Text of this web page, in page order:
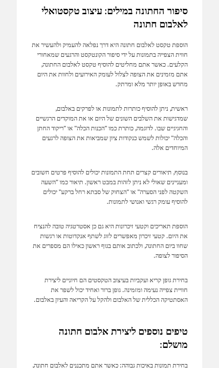
סיפור החתונה במילים: עיצוב טקסטואלי
לאלבום חתונה
הוספת טקסט לאלבום חתונה היא דרך נפלאה להעמיק ולהעשיר את
חווית הצפייה בתמונות על ידי סיפור הקונטקסט והרגעים שמאחורי
הקלעים. כאשר אתם מחליטים להוסיף טקסט לאלבום החתונה,
אתם מזמינים את הצופה לצלול לעומק האירועים ולחוות את היום
מחדש באופן יותר מלא ומרתק.
ראשית, ניתן להוסיף כותרות לתמונות או לפרקים באלבום,
שמדגישות את השלבים השונים של היום או את המוקדים הרגשיים
והחגיגיים שבו. לדוגמה, כותרת כמו "הכנות הכלה" או "ריקוד החתן
והכלה" יכולות לשמש כנקודות ציון שמביאות את הצופה לרגעים
המיוחדים אלה.
בנוסף, תיאורים קצרים תחת התמונות יכולים להוסיף פרטים חשובים
ומעניינים שאולי לא ניתן לזהות במבט ראשון. תיאור כמו "השעה
השקטה לפני הסערה" או "הצחוק של סבתא רחל ברקע" יכולים
להוסיף עומק רגשי ואנושי לתמונות.
הוספת תאריכים וקטעי זיכרונות היא גם כן אסטרטגיה טובה להנציח
את היום. קטעי זיכרון מאפשרים לזוג לשתף אנקדוטות או רגשות
שחוו ביום החתונה, ולכתוב אותם בגוף ראשון כאילו הם מספרים את
הסיפור לצופה.
בחירת גופן קריא ועקביות בעיצוב הטקסטים הם חיוניים ליצירת
חוויית צפייה נעימה ומזמינה. גופן ברור ואחיד יכול לשפר את
האסתטיקה הכללית של האלבום ולהקל על הקריאה והעיון באלבום.
טיפים נוספים ליצירת אלבום חתונה
מושלם:
בחירת תמונות באיכות גבוהה: כאשר אתם מתכננים לאלבום חתונה,